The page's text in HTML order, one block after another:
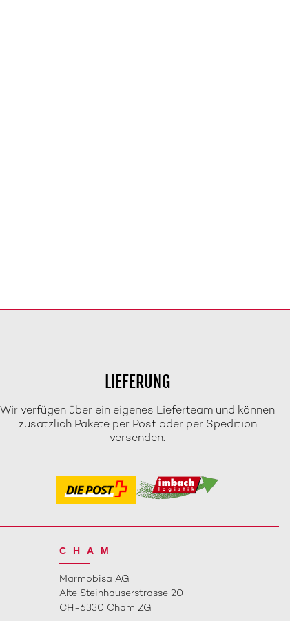
LIEFERUNG
Wir verfügen über ein eigenes Lieferteam und können
zusätzlich Pakete per Post oder per Spedition
versenden.
CHAM
Marmobisa AG
Alte Steinhauserstrasse 20
CH-6330 Cham ZG